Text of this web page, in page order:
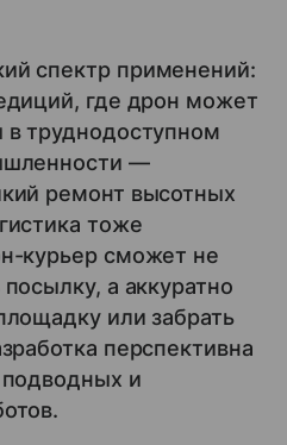
спектр применений:
где дрон может
в труднодоступном
—
ремонт высотных
тоже
курьер сможет не
а аккуратно
или забрать
перспективна
и